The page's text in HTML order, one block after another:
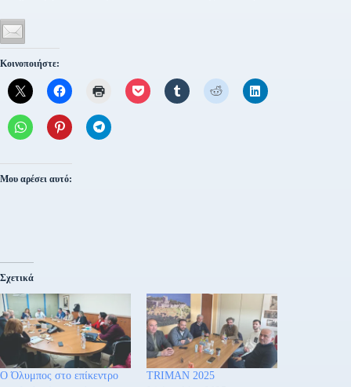
Κοινοποιήστε:
Μου αρέσει αυτό:
Σχετικά
Ο Όλυμπος στο επίκεντρο
TRIMAN 2025